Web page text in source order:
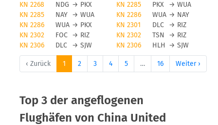
KN 2268
NDG → PKX KN 2285 PKX → WUA
KN 2285
NAY → WUA KN 2286 WUA → NAY
KN 2286
WUA → PKX KN 2301 DLC → RIZ
KN 2302
FOC → RIZ KN 2302 TSN → RIZ
KN 2306
DLC → SJW KN 2306 HLH → SJW
‹ Zurück 1 2 3 4 5 … 16 Weiter ›
Top 3 der angeflogenen
Flughäfen von China United